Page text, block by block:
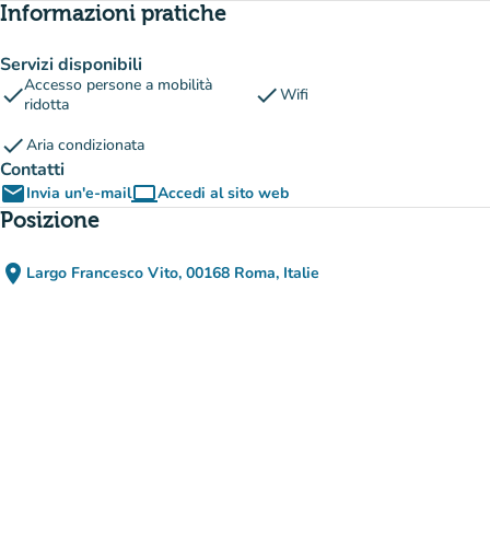
Informazioni pratiche
Servizi disponibili
checkAccesso persone a mobilità
ridotta
checkWifi
checkAria condizionata
Contatti
emailInvia un'e-mailcomputerAccedi al sito web
(nuova scheda)
Posizione
place Largo Francesco Vito, 00168 Roma, Italie
(apri in Google Maps)
(nuova scheda)